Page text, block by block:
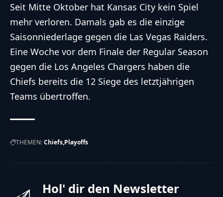
Seit Mitte Oktober hat Kansas City kein Spiel
mehr verloren. Damals gab es die einzige
Saisonniederlage gegen die Las Vegas Raiders.
Eine Woche vor dem Finale der Regular Season
gegen die Los Angeles Chargers haben die
Chiefs bereits die 12 Siege des letztjährigen
Teams übertroffen.
THEMEN:Chiefs Playoffs
Hol' dir den Newsletter